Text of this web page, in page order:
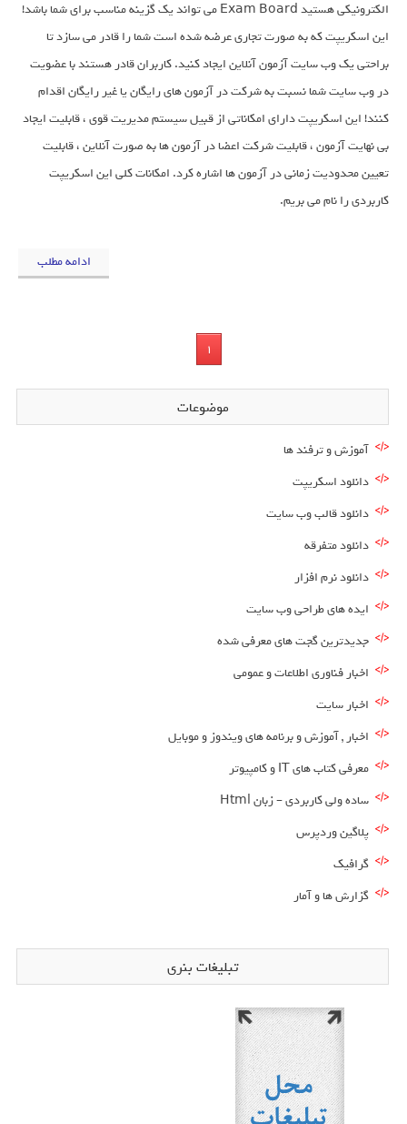
الکترونیکی هستید Exam Board می تواند یک گزینه مناسب برای شما باشد!
این اسکریپت که به صورت تجاری عرضه شده است شما را قادر می سازد تا
براحتی یک وب سایت آزمون آنلاین ایجاد کنید. کاربران قادر هستند با عضویت
در وب سایت شما نسبت به شرکت در آزمون های رایگان یا غیر رایگان اقدام
کنند! این اسکریپت دارای امکاناتی از قبیل سیستم مدیریت قوی ، قابلیت ایجاد
بی نهایت آزمون ، قابلیت شرکت اعضا در آزمون ها به صورت آنلاین ، قابلیت
تعیین محدودیت زمانی در آزمون ها اشاره کرد. امکانات کلی این اسکریپت
کاربردی را نام می بریم.
ادامه مطلب
1
موضوعات
آموزش و ترفند ها
دانلود اسکریپت
دانلود قالب وب سایت
دانلود متفرقه
دانلود نرم افزار
ایده های طراحی وب سایت
جدیدترین گجت های معرفی شده
اخبار فناوری اطلاعات و عمومی
اخبار سایت
اخبار , آموزش و برنامه های ویندوز و موبایل
معرفی کتاب های IT و کامپیوتر
ساده ولی کاربردی – زبان Html
پلاگین وردپرس
گرافیک
گزارش ها و آمار
تبلیغات بنری